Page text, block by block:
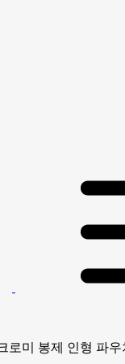
로미 봉제 인형 파우